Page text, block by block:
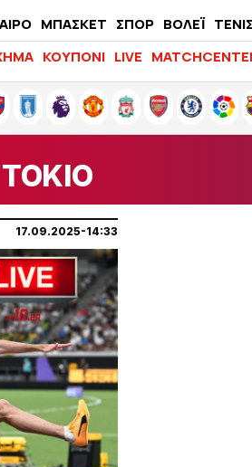
ΜΠΑΣΚΕΤ ΣΠΟΡ ΒΟΛΕΪ ΤΕΝΙΣ
ΚΟΥΠΟΝΙ LIVE
17.09.2025-14:33